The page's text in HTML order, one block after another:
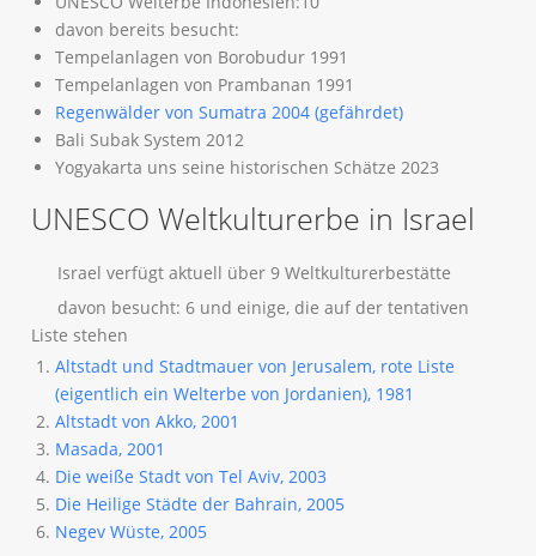
davon bereits besucht:
Tempelanlagen von Borobudur 1991
Tempelanlagen von Prambanan 1991
Regenwälder von Sumatra 2004 (gefährdet)
Bali Subak System 2012
Yogyakarta uns seine historischen Schätze 2023
UNESCO Weltkulturerbe in Israel
Israel verfügt aktuell über 9 Weltkulturerbestätte
davon besucht: 6 und einige, die auf der tentativen
Liste stehen
Altstadt und Stadtmauer von Jerusalem, rote Liste
(eigentlich ein Welterbe von Jordanien), 1981
Altstadt von Akko, 2001
Masada, 2001
Die weiße Stadt von Tel Aviv, 2003
Die Heilige Städte der Bahrain, 2005
Negev Wüste, 2005